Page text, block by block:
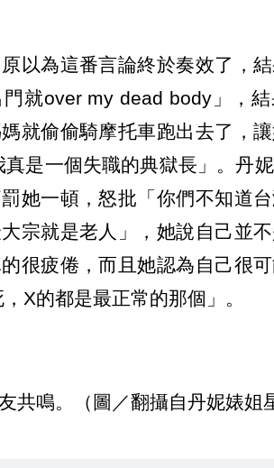
以為這番言論終於奏效了，
就over my dead body」，
就偷偷騎摩托車跑出去了，
真是一個失職的典獄長」。丹
她一頓，怒批「你們不知道
宗就是老人」，她說自己並不
很疲倦，而且她認為自己很
X的都是最正常的那個」。
共鳴。（圖／翻攝自丹妮婊姐